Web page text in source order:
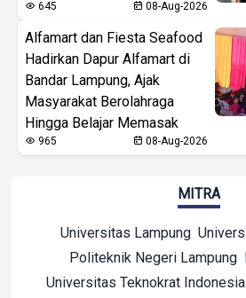
645 08-Aug-2026
Alfamart dan Fiesta Seafood
Hadirkan Dapur Alfamart di
Bandar Lampung, Ajak
Masyarakat Berolahraga
Hingga Belajar Memasak
965 08-Aug-2026
MITRA
Universitas Lampung
Politeknik Negeri Lampung
Universitas Teknokrat Indonesia